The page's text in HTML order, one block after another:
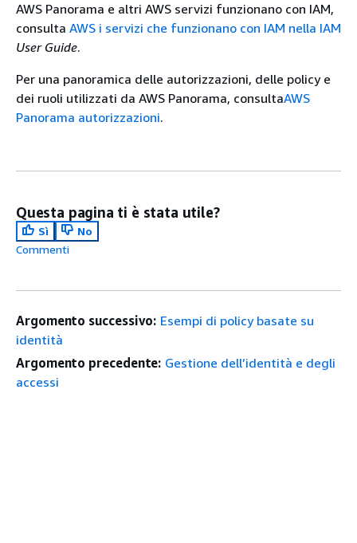
AWS Panorama e altri AWS servizi funzionano con IAM,
consulta AWS i servizi che funzionano con IAM nella IAM
User Guide.
Per una panoramica delle autorizzazioni, delle policy e
dei ruoli utilizzati da AWS Panorama, consultaAWS
Panorama autorizzazioni.
Questa pagina ti è stata utile?
Sì
No
Commenti
Argomento successivo: Esempi di policy basate su
identità
Argomento precedente: Gestione dell’identità e degli
accessi